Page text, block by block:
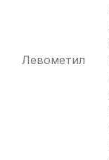
Левометил